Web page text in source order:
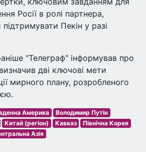
Росії в ролі партнера,
Пекін у разі
"Телеграф" інформував про
дві ключові мети
мирного плану, розробленого
Америка
Володимир Путін
Китай (регіон) Кавказ
Північна Корея
Азія